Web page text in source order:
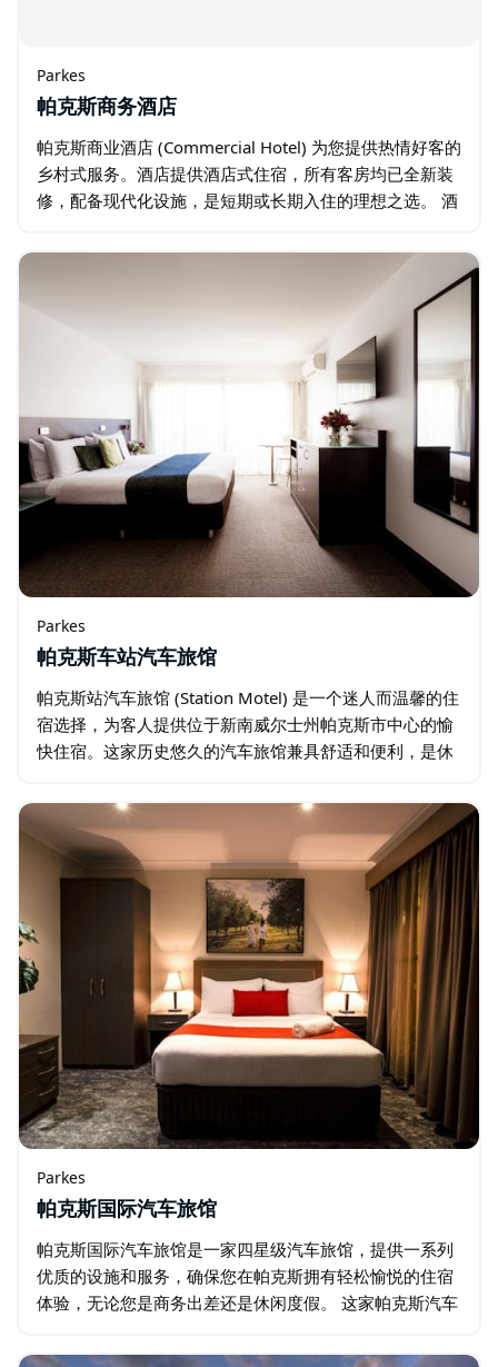
Parkes
帕克斯商务酒店
帕克斯商业酒店 (Commercial Hotel) 为您提供热情好客的
乡村式服务。酒店提供酒店式住宿，所有客房均已全新装
修，配备现代化设施，是短期或长期入住的理想之选。 酒
中心地带…
Parkes
帕克斯车站汽车旅馆
帕克斯站汽车旅馆 (Station Motel) 是一个迷人而温馨的住
宿选择，为客人提供位于新南威尔士州帕克斯市中心的愉
快住宿。这家历史悠久的汽车旅馆兼具舒适和便利，是休
施…
Parkes
帕克斯国际汽车旅馆
帕克斯国际汽车旅馆是一家四星级汽车旅馆，提供一系列
优质的设施和服务，确保您在帕克斯拥有轻松愉悦的住宿
体验，无论您是商务出差还是休闲度假。 这家帕克斯汽车
需求。无论您是寻求舒适休憩空间的独自旅行者…